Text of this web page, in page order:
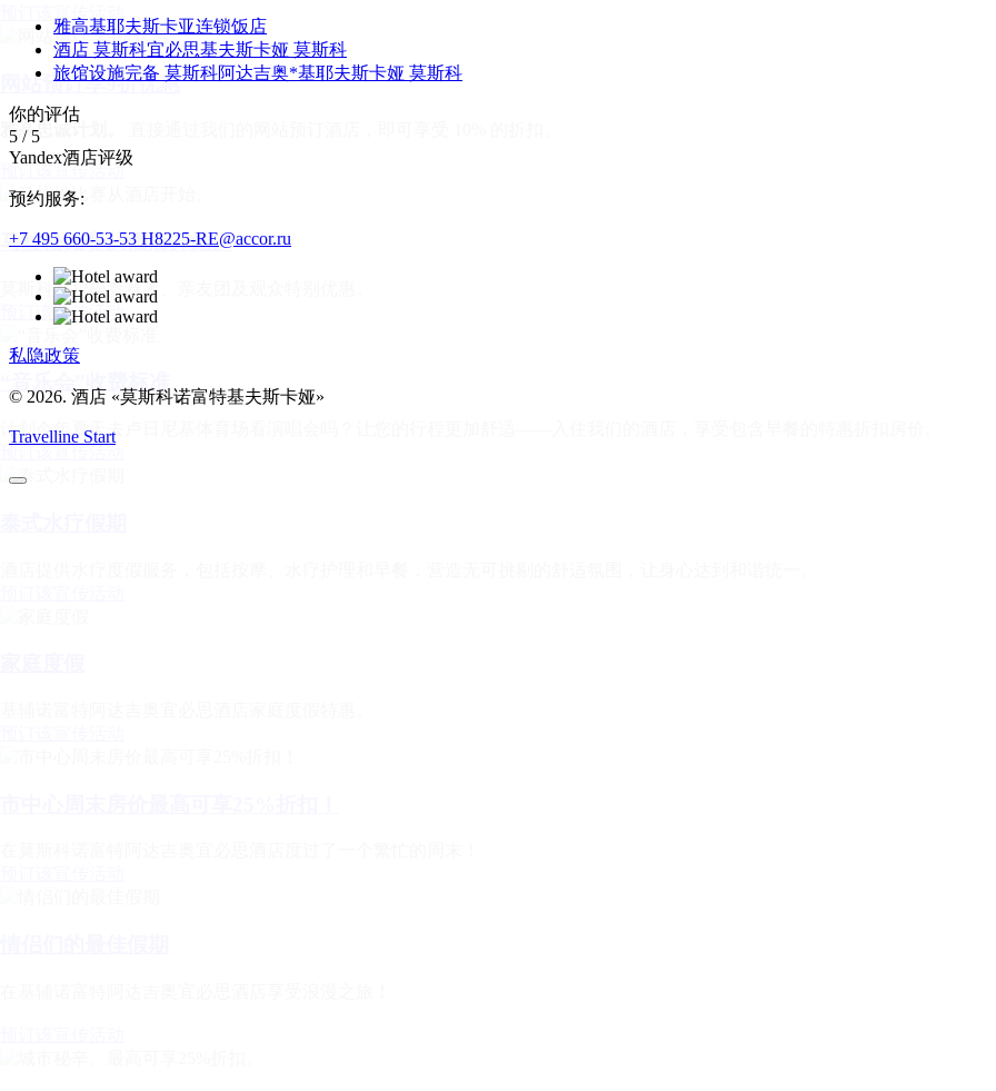
预订该宣传活动
网站预订享9折优惠
雅高忠诚计划。
预订该宣传活动
马拉松比赛从酒店开始。
莫斯科马拉松参赛者、亲友团及观众特别优惠。
预订该宣传活动
“音乐会”收费标准
计划今年夏天去卢日尼基体育场看演唱会吗？让您的行程更加舒适——入住我们的酒店，享受包含早餐的特惠折扣房价。
雅高基耶夫斯卡亚连锁饭店
酒店 莫斯科宜必思基夫斯卡娅 莫斯科
旅馆设施完备 莫斯科阿达吉奥*基耶夫斯卡娅 莫斯科
你的评估
5 / 5
Yandex酒店评级
预约服务:
+7 495 660-53-53 H8225-RE@accor.ru
私隐政策
© 2026. 酒店 «莫斯科诺富特基夫斯卡娅»
Travelline Start